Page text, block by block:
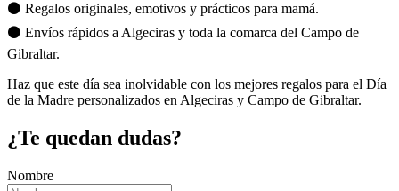
⚫ Regalos originales, emotivos y prácticos para mamá.
⚫ Envíos rápidos a Algeciras y toda la comarca del Campo de
Gibraltar.
Haz que este día sea inolvidable con los mejores regalos para el Día
de la Madre personalizados en Algeciras y Campo de Gibraltar.
¿Te quedan dudas?
Nombre